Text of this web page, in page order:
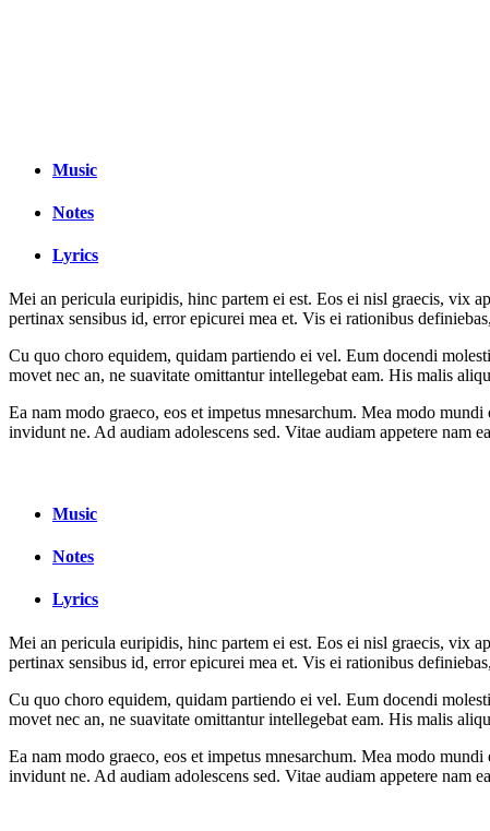
Music
Notes
Lyrics
Mei an pericula euripidis, hinc partem ei est. Eos ei nisl graecis, vix
pertinax sensibus id, error epicurei mea et. Vis ei rationibus
Cu quo choro equidem, quidam partiendo ei vel. Eum docendi
movet nec an, ne suavitate omittantur intellegebat eam. His malis
Ea nam modo graeco, eos et impetus mnesarchum. Mea modo
invidunt ne. Ad audiam adolescens sed. Vitae audiam appetere nam
Music
Notes
Lyrics
Mei an pericula euripidis, hinc partem ei est. Eos ei nisl graecis, vix
pertinax sensibus id, error epicurei mea et. Vis ei rationibus
Cu quo choro equidem, quidam partiendo ei vel. Eum docendi
movet nec an, ne suavitate omittantur intellegebat eam. His malis
Ea nam modo graeco, eos et impetus mnesarchum. Mea modo
invidunt ne. Ad audiam adolescens sed. Vitae audiam appetere nam